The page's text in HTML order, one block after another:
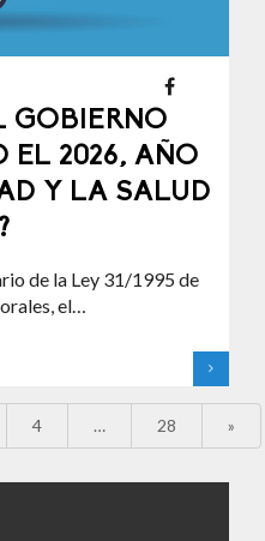
GOBIERNO
EL 2026, AÑO
Y LA SALUD
de la Ley 31/1995 de
el…
4 … 28 »